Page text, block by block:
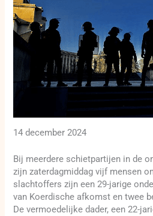
14 december 2024
Bij meerdere schietpartijen in de
zijn zaterdagmiddag vijf mensen
slachtoffers zijn een 29-jarige
van Koerdische afkomst en twee
De vermoedelijke dader, een 22-